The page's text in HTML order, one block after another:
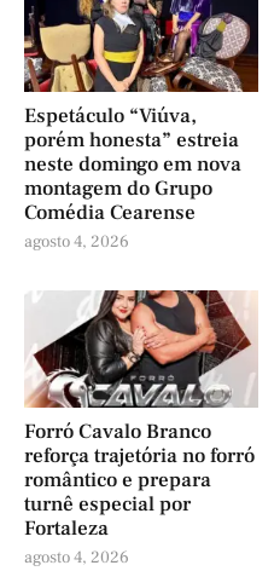
Espetáculo “Viúva,
porém honesta” estreia
neste domingo em nova
montagem do Grupo
Comédia Cearense
agosto 4, 2026
Forró Cavalo Branco
reforça trajetória no forró
romântico e prepara
turnê especial por
Fortaleza
agosto 4, 2026